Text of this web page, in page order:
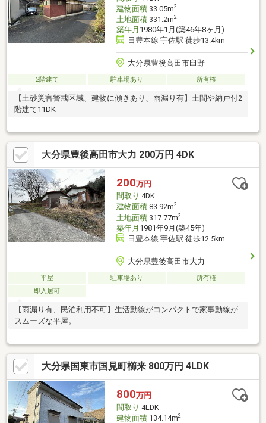
建物面積33.05m2
土地面積331.2m2
築年月 1980年1月(築46年8ヶ月)
日豊本線 宇佐駅 徒歩13.4km
大分県豊後高田市臼野
2階建て 駐車場あり 所有権
【土砂災害警戒区域、建物に傾きあり、雨漏り有】土間や納戸付2
階建て11DK
大分県豊後高田市大力 200万円 4DK
200万円
間取り 4DK
建物面積83.92m2
土地面積317.77m2
築年月 1981年9月(築45年)
日豊本線 宇佐駅 徒歩12.5km
大分県豊後高田市大力
平屋 駐車場あり
所有権
即入居可
【雨漏り有、民泊利用不可】生活動線がコンパクトで家事動線が
スムーズな平屋。
大分県国東市国見町櫛来 800万円 4LDK
800万円
間取り 4LDK
建物面積134.14m2